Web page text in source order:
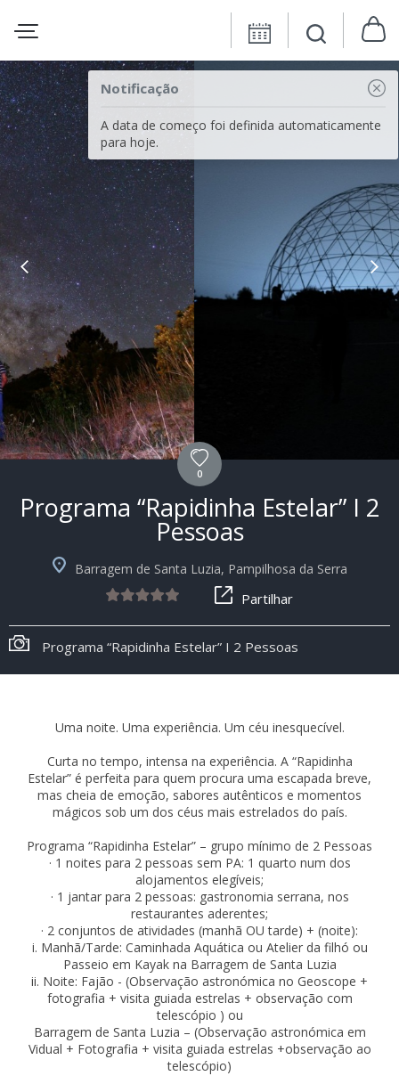
Notificação
A data de começo foi definida automaticamente
para hoje.
0
Programa “Rapidinha Estelar” I 2
Pessoas
Barragem de Santa Luzia, Pampilhosa da Serra
Partilhar
Programa “Rapidinha Estelar” I 2 Pessoas
Uma noite. Uma experiência. Um céu inesquecível.
Curta no tempo, intensa na experiência. A “Rapidinha
Estelar” é perfeita para quem procura uma escapada breve,
mas cheia de emoção, sabores autênticos e momentos
mágicos sob um dos céus mais estrelados do país.
Programa “Rapidinha Estelar” – grupo mínimo de 2 Pessoas
· 1 noites para 2 pessoas sem PA: 1 quarto num dos
alojamentos elegíveis;
· 1 jantar para 2 pessoas: gastronomia serrana, nos
restaurantes aderentes;
· 2 conjuntos de atividades (manhã OU tarde) + (noite):
i. Manhã/Tarde: Caminhada Aquática ou Atelier da filhó ou
Passeio em Kayak na Barragem de Santa Luzia
ii. Noite: Fajão - (Observação astronómica no Geoscope +
fotografia + visita guiada estrelas + observação com
telescópio ) ou
Barragem de Santa Luzia – (Observação astronómica em
Vidual + Fotografia + visita guiada estrelas +observação ao
telescópio)